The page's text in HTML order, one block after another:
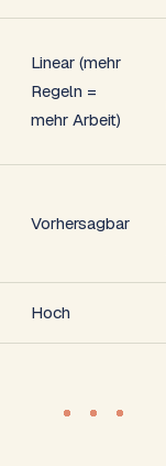
Linear (mehr
Regeln =
mehr Arbeit)
Vorhersagbar
Hoch